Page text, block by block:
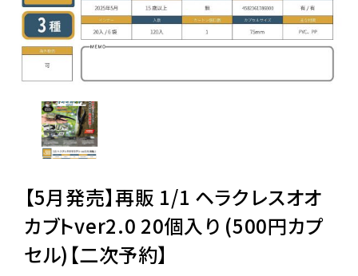
よくあるご質問
ご利用ガイド
06-6282-7659
【5月発売】再販 1/1 ヘラクレスオオ
カブトver2.0 20個入り (500円カプ
セル)【二次予約】